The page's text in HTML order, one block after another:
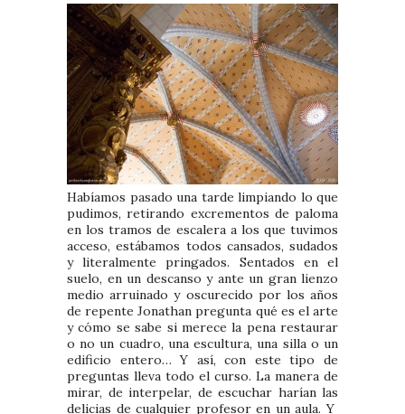
Habíamos pasado una tarde limpiando lo que
pudimos, retirando excrementos de paloma
en los tramos de escalera a los que tuvimos
acceso, estábamos todos cansados, sudados
y literalmente pringados. Sentados en el
suelo, en un descanso y ante un gran lienzo
medio arruinado y oscurecido por los años
de repente Jonathan pregunta qué es el arte
y cómo se sabe si merece la pena restaurar
o no un cuadro, una escultura, una silla o un
edificio entero… Y así, con este tipo de
preguntas lleva todo el curso. La manera de
mirar, de interpelar, de escuchar harían las
delicias de cualquier profesor en un aula. Y